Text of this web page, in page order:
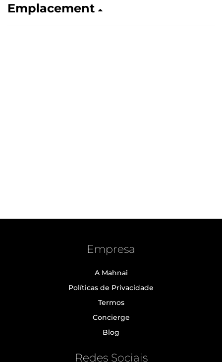
Emplacement
Empresa
A Mahnai
Políticas de Privacidade
Termos
Concierge
Blog
Redes Sociais